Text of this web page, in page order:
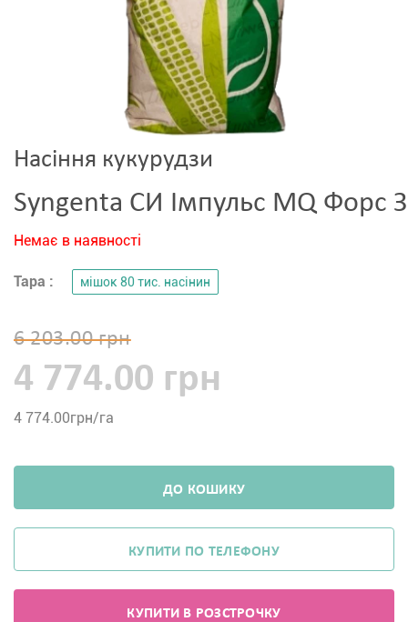
Насіння кукурудзи
Syngenta СИ Імпульс MQ Форс
Немає в наявності
Тара : мішок 80 тис. насінин
6 203.00 грн
4 774.00 грн
4 774.00грн/га
ДО КОШИКУ
КУПИТИ ПО ТЕЛЕФОНУ
КУПИТИ В РОЗСТРОЧКУ